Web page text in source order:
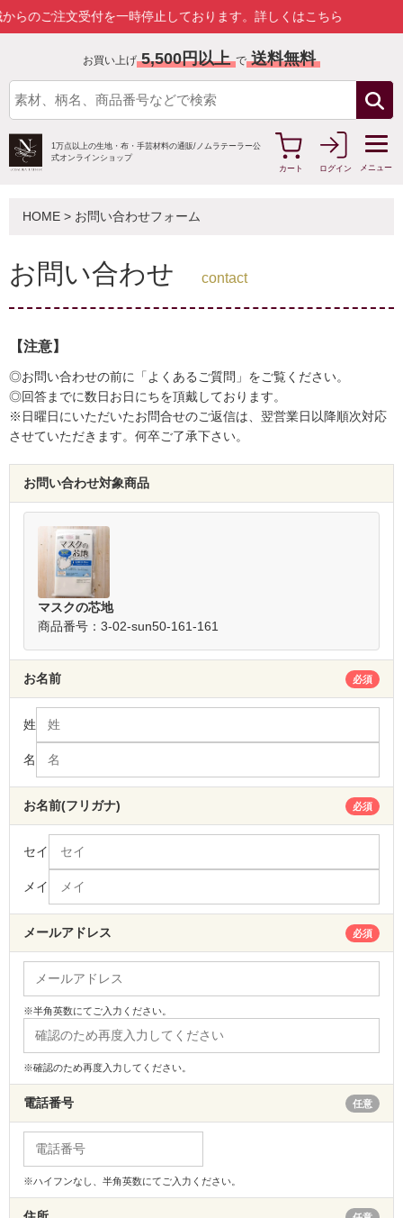
注文受付を一時停止しております。詳しくはこちら
お買い上げ 5,500円以上 で 送料無料
1万点以上の生地・布・手芸材料の通販/ ノムラテーラー公
式オンラインショップ
カート
ログイン メニュー
HOME > お問い合わせフォーム
お問い合わせ contact
【注意】
◎お問い合わせの前に「よくあるご質問」をご覧ください。
◎回答までに数日お日にちを頂戴しております。
※日曜日にいただいたお問合せのご返信は、翌営業日以降順次対応
させていただきます。何卒ご了承下さい。
お問い合わせ対象商品
マスクの芯地
商品番号：3-02-sun50-161-161
お名前 必須
姓
名
お名前(フリガナ) 必須
セイ
メイ
メールアドレス 必須
※半角英数にてご入力ください。
※確認のため再度入力してください。
電話番号 任意
※ハイフンなし、半角英数にてご入力ください。